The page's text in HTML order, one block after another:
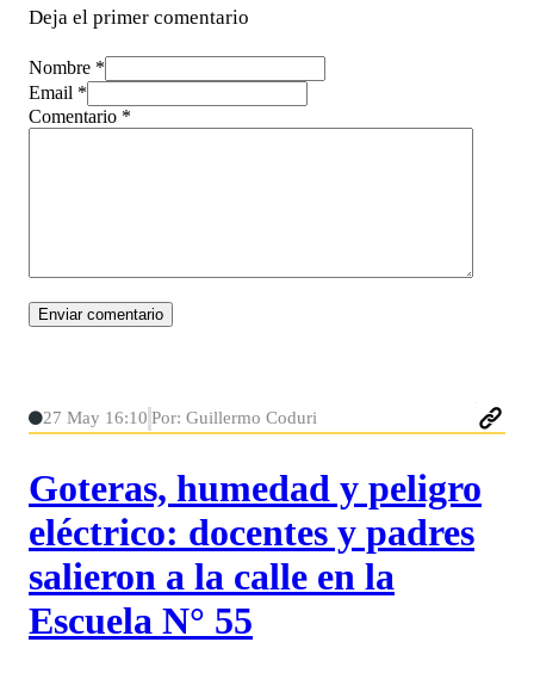
Deja el primer comentario
Nombre *
Email *
Comentario *
27 May 16:10 Por: Guillermo Coduri
Goteras, humedad y peligro
eléctrico: docentes y padres
salieron a la calle en la
Escuela N° 55